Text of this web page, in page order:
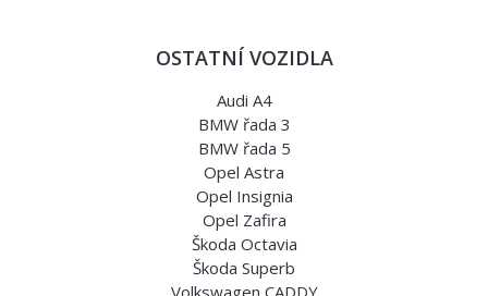
OSTATNÍ VOZIDLA
Audi A4
BMW řada 3
BMW řada 5
Opel Astra
Opel Insignia
Opel Zafira
Škoda Octavia
Škoda Superb